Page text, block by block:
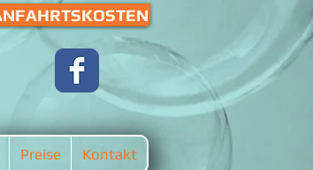
Preise Kontakt